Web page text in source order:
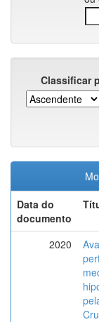
Classificar
Data do
documento
2020